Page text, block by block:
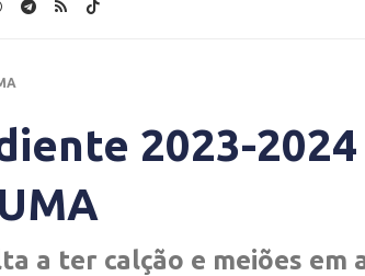
2023-
a ter calção e meiões em